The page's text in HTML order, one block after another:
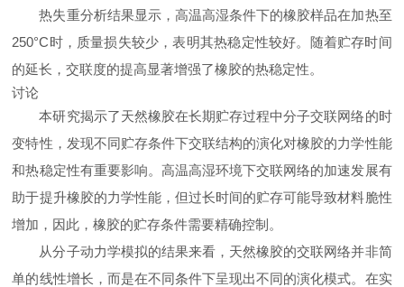
热失重分析结果显示，高温高湿条件下的橡胶样品在加热至
250°C时，质量损失较少，表明其热稳定性较好。随着贮存时间
的延长，交联度的提高显著增强了橡胶的热稳定性。
讨论
本研究揭示了天然橡胶在长期贮存过程中分子交联网络的时
变特性，发现不同贮存条件下交联结构的演化对橡胶的力学性能
和热稳定性有重要影响。高温高湿环境下交联网络的加速发展有
助于提升橡胶的力学性能，但过长时间的贮存可能导致材料脆性
增加，因此，橡胶的贮存条件需要精确控制。
从分子动力学模拟的结果来看，天然橡胶的交联网络并非简
单的线性增长，而是在不同条件下呈现出不同的演化模式。在实